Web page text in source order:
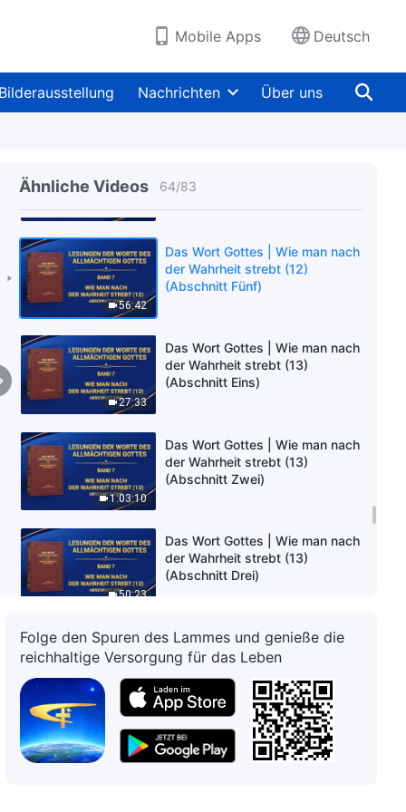
Mobile Apps Deutsch
Bilderausstellung Nachrichten Über uns
Ähnliche Videos 64/83
37:01
der Wahrheit strebt (12)
(Abschnitt Drei)
41:52
(Abschnitt Vier)
56:42
Das Wort Gottes | Wie man nach
der Wahrheit strebt (12)
(Abschnitt Fünf)
27:33
Das Wort Gottes | Wie man nach
der Wahrheit strebt (13)
(Abschnitt Eins)
1:03:10
Das Wort Gottes | Wie man nach
der Wahrheit strebt (13)
(Abschnitt Zwei)
50:23
Das Wort Gottes | Wie man nach
der Wahrheit strebt (13)
(Abschnitt Drei)
52:01
Das Wort Gottes | Wie man nach
der Wahrheit strebt (13)
(Abschnitt Vier)
Das Wort Gottes | Wie man nach
der Wahrheit strebt (13)
(Abschnitt Fünf)
Folge den Spuren des Lammes und genieße die
reichhaltige Versorgung für das Leben